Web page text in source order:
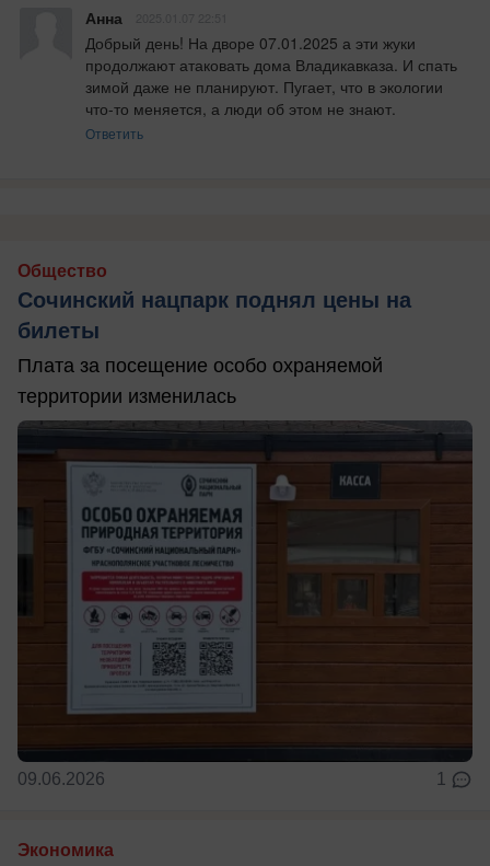
Анна
Добрый день! На дворе 07.01.2025 а эти жуки
продолжают атаковать дома Владикавказа. И спать
зимой даже не планируют. Пугает, что в экологии
что-то меняется, а люди об этом не знают.
Ответить
Общество
Сочинский нацпарк поднял цены на
билеты
Плата за посещение особо охраняемой
территории изменилась
09.06.2026 1
Экономика